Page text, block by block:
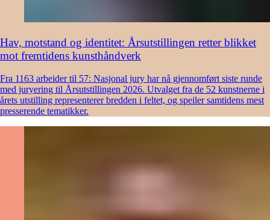
Hav, motstand og identitet: Årsutstillingen retter blikket
mot fremtidens kunsthåndverk
Fra 1163 arbeider til 57: Nasjonal jury har nå gjennomført siste runde
med juryering til Årsutstillingen 2026. Utvalget fra de 52 kunstnerne i
årets utstilling representerer bredden i feltet, og speiler samtidens mest
presserende tematikker.